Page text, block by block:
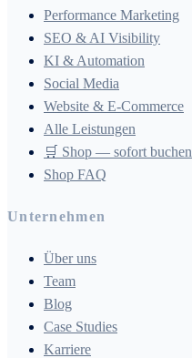
Performance Marketing
SEO & AI Visibility
KI & Automation
Social Media
Website & E-Commerce
Alle Leistungen
🛒 Shop — sofort buchen
Shop FAQ
Unternehmen
Über uns
Team
Blog
Case Studies
Karriere